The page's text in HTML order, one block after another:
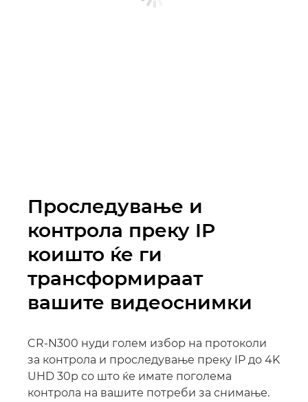
Проследување и
контрола преку IP
коишто ќе ги
трансформираат
вашите видеоснимки
CR-N300 нуди голем избор на протоколи
за контрола и проследување преку IP до 4K
UHD 30p со што ќе имате поголема
контрола на вашите потреби за снимање.